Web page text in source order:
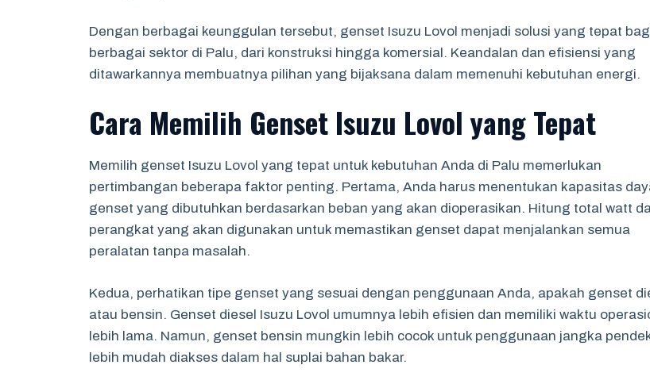
Dengan berbagai keunggulan tersebut, genset Isuzu Lovol menjadi solusi yang tepat
berbagai sektor di Palu, dari konstruksi hingga komersial. Keandalan dan efisiensi yang
ditawarkannya membuatnya pilihan yang bijaksana dalam memenuhi kebutuhan energi.
Cara Memilih Genset Isuzu Lovol yang Tepat
Memilih genset Isuzu Lovol yang tepat untuk kebutuhan Anda di Palu memerlukan
pertimbangan beberapa faktor penting. Pertama, Anda harus menentukan kapasitas
genset yang dibutuhkan berdasarkan beban yang akan dioperasikan. Hitung total watt
perangkat yang akan digunakan untuk memastikan genset dapat menjalankan semua
peralatan tanpa masalah.
Kedua, perhatikan tipe genset yang sesuai dengan penggunaan Anda, apakah genset
atau bensin. Genset diesel Isuzu Lovol umumnya lebih efisien dan memiliki waktu
lebih lama. Namun, genset bensin mungkin lebih cocok untuk penggunaan jangka
lebih mudah diakses dalam hal suplai bahan bakar.